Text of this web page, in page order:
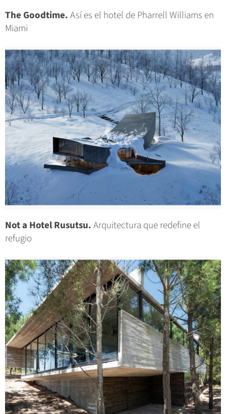
The Goodtime.Así es el hotel de Pharrell Williams en
Miami
Not a Hotel Rusutsu.Arquitectura que redefine el
refugio